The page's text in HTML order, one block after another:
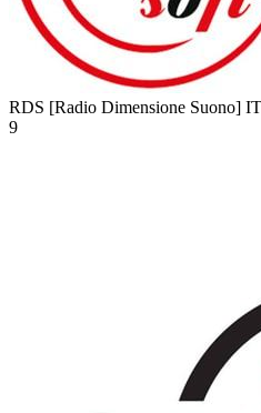
RDS [Radio Dimensione Suono] IT
9